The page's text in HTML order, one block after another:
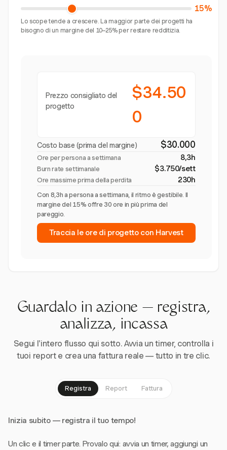
15%
Lo scope tende a crescere. La maggior parte dei progetti ha
bisogno di un margine del 10–25% per restare redditizia.
Prezzo consigliato del
progetto
$34.50
0
Costo base (prima del margine) $30.000
Ore per persona a settimana 8,3h
Burn rate settimanale $3.750/sett
Ore massime prima della perdita 230h
Con 8,3h a persona a settimana, il ritmo è gestibile. Il
margine del 15% offre 30 ore in più prima del
pareggio.
Traccia le ore di progetto con Harvest
Guardalo in azione — registra,
analizza, incassa
Segui l'intero flusso qui sotto. Avvia un timer, controlla i
tuoi report e crea una fattura reale — tutto in tre clic.
Registra Report Fattura
Inizia subito — registra il tuo tempo!
Un clic e il timer parte. Provalo qui: avvia un timer, aggiungi un